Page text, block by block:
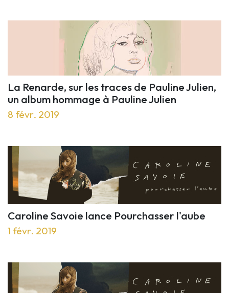
La Renarde, sur les traces de Pauline Julien,
un album hommage à Pauline Julien
8 févr. 2019
Caroline Savoie lance Pourchasser l'aube
1 févr. 2019